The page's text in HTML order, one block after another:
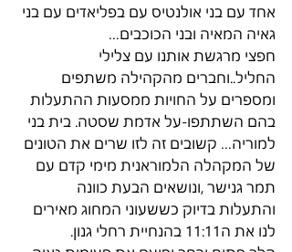
אחד עם בני אולנטיס עם בפליאדים עם בני
גאיה המאיה ובני הכוכבים…
חפצי מרגשת אותנו עם צלילי
החליל..וחברים מהקהילה משתפים
ומספרים על החויות ממסעות ההתעלות
בהם השתתפו-על אדמת שסטה. בית בני
למוריה… קשובים זה לזו שרים את הטונים
של המקהלה הלמוראנית מימי קדם עם
תמר גנישר ,ונושאים הבעת כוונה
והתעלות בדיוק כששעוני המחוג מאירים
לנו את ה11:11 בהנחיית רחלי גנון.